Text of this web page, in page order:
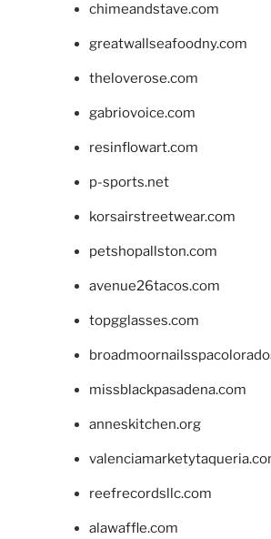
chimeandstave.com
greatwallseafoodny.com
theloverose.com
gabriovoice.com
resinflowart.com
p-sports.net
korsairstreetwear.com
petshopallston.com
avenue26tacos.com
topgglasses.com
missblackpasadena.com
anneskitchen.org
reefrecordsllc.com
alawaffle.com